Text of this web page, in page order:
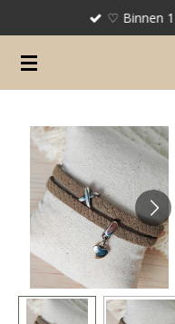
naar
de
♡ Binnen